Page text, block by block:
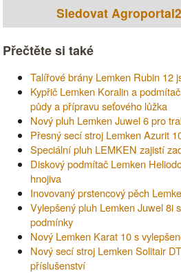
Sledovat
Přečtěte si také
Talířové brány Lemken Rubin 12
Kypřič Lemken Koralin a
půdy a přípravu seťového lůžka
Nový pluh Lemken Juwel 6 pro
Přesný secí stroj Lemken Azurit
Speciální pluh LEMKEN zajistí
Diskový podmítač Lemken
hnojiva
Inovovaný prstencový pěch
Vylepšený pluh Lemken Juwel 8i
podmínky
Nový Lemken Karat 10 s
Nový secí stroj Lemken Solitair
příslušenství